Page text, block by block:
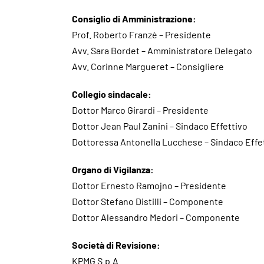
Consiglio di Amministrazione:
Prof. Roberto Franzè – Presidente
Avv. Sara Bordet – Amministratore Delegato
Avv. Corinne Margueret – Consigliere
Collegio sindacale:
Dottor Marco Girardi – Presidente
Dottor Jean Paul Zanini – Sindaco Effettivo
Dottoressa Antonella Lucchese – Sindaco
Organo di Vigilanza:
Dottor Ernesto Ramojno – Presidente
Dottor Stefano Distilli – Componente
Dottor Alessandro Medori – Componente
Società di Revisione:
KPMG S.p.A.